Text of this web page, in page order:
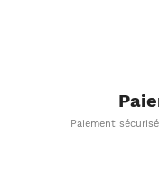
Paiement